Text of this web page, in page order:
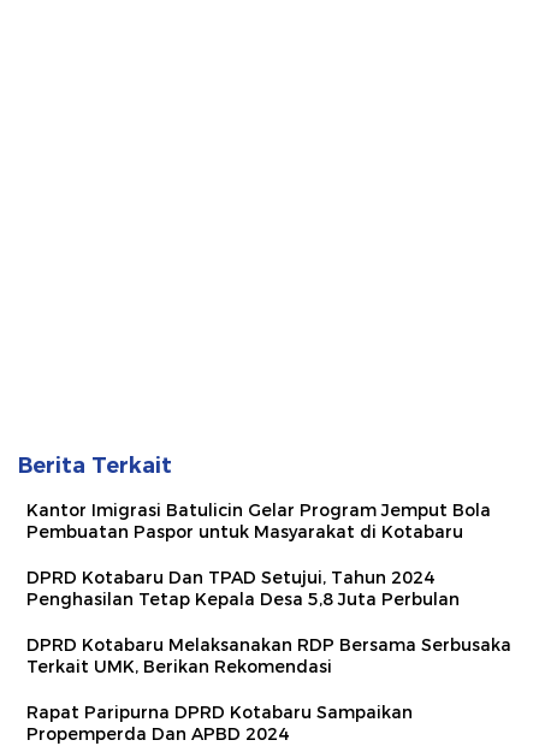
Berita Terkait
Kantor Imigrasi Batulicin Gelar Program Jemput Bola
Pembuatan Paspor untuk Masyarakat di Kotabaru
DPRD Kotabaru Dan TPAD Setujui, Tahun 2024
Penghasilan Tetap Kepala Desa 5,8 Juta Perbulan
DPRD Kotabaru Melaksanakan RDP Bersama Serbusaka
Terkait UMK, Berikan Rekomendasi
Rapat Paripurna DPRD Kotabaru Sampaikan
Propemperda Dan APBD 2024